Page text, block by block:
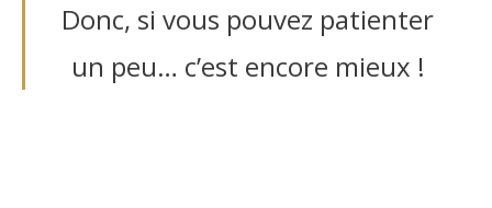
Donc, si vous pouvez patienter
un peu… c’est encore mieux !